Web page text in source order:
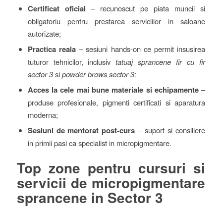
Certificat oficial – recunoscut pe piata muncii si
obligatoriu pentru prestarea serviciilor in saloane
autorizate;
Practica reala– sesiuni hands-on ce permit insusirea
tuturor tehnicilor, inclusivtatuaj sprancene fir cu fir
sector 3sipowder brows sector 3;
Acces la cele mai bune materiale si echipamente –
produse profesionale, pigmenti certificati si aparatura
moderna;
Sesiuni de mentorat post-curs – suport si consiliere
in primii pasi ca specialist in micropigmentare.
Top zone pentru cursuri si
servicii de micropigmentare
sprancene in Sector 3